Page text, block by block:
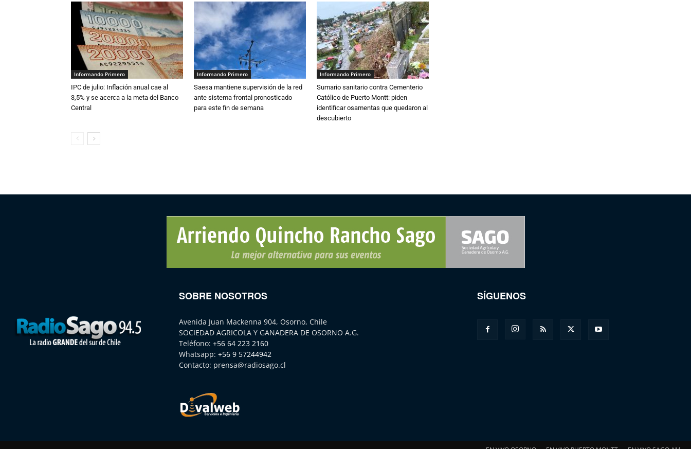
Informando Primero
IPC de julio: Inflación anual cae al
3,5% y se acerca a la meta del Banco
Central
Informando Primero
Saesa mantiene supervisión de la red
ante sistema frontal pronosticado
para este fin de semana
Informando Primero
Sumario sanitario contra Cementerio
Católico de Puerto Montt: piden
identificar osamentas que quedaron al
descubierto
SOBRE NOSOTROS
Avenida Juan Mackenna 904, Osorno, Chile
SOCIEDAD AGRICOLA Y GANADERA DE OSORNO A.G.
Teléfono: +56 64 223 2160
Whatsapp: +56 9 57244942
Contacto: prensa@radiosago.cl
SÍGUENOS